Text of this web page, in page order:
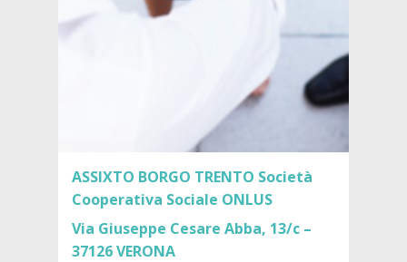
ASSIXTO BORGO TRENTO Società
Cooperativa Sociale ONLUS
Via Giuseppe Cesare Abba, 13/c –
37126 VERONA